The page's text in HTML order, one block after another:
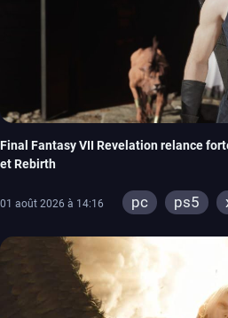
Final Fantasy VII Revelation relance
et Rebirth
01 août 2026 à 14:16 pc ps5